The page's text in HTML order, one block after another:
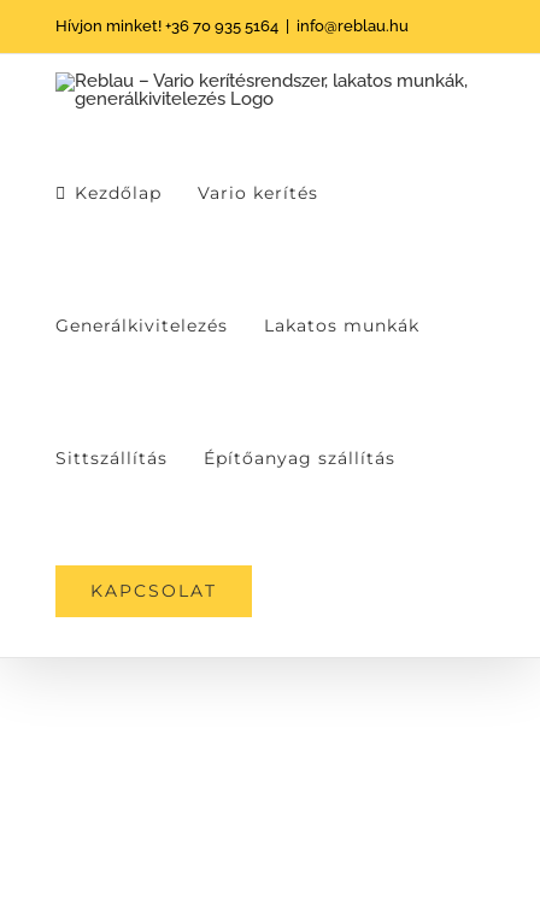
to
Hívjon minket! +36 70 935 5164 info@reblau.hu
Kezdőlap Vario kerítés
Generálkivitelezés Lakatos munkák
Sittszállítás Építőanyag szállítás
KAPCSOLAT